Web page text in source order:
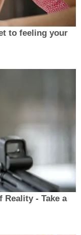
to feeling your
Reality - Take a